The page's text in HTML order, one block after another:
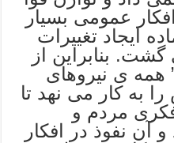
افکار عمومی بسیار
ایجاد تغییرات
بنابراین از
همه ی نیروهای
به کار می نهد تا
مردم و
و آن نفوذ در افکار